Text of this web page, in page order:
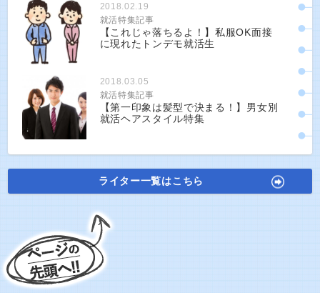
2018.02.19
就活特集記事
【これじゃ落ちるよ！】私服OK面接
に現れたトンデモ就活生
2018.03.05
就活特集記事
【第一印象は髪型で決まる！】男女別
就活ヘアスタイル特集
ライター一覧はこちら